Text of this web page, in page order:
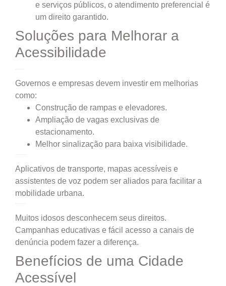
e serviços públicos, o atendimento preferencial é
um direito garantido.
Soluções para Melhorar a
Acessibilidade
Governos e empresas devem investir em melhorias
como:
Construção de rampas e elevadores.
Ampliação de vagas exclusivas de
estacionamento.
Melhor sinalização para baixa visibilidade.
Aplicativos de transporte, mapas acessíveis e
assistentes de voz podem ser aliados para facilitar a
mobilidade urbana.
Muitos idosos desconhecem seus direitos.
Campanhas educativas e fácil acesso a canais de
denúncia podem fazer a diferença.
Benefícios de uma Cidade
Acessível